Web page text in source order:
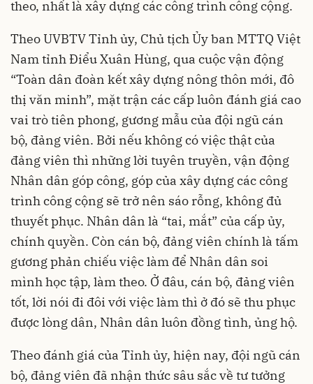
theo, nhất là xây dựng các công trình công cộng.
Theo UVBTV Tỉnh ủy, Chủ tịch Ủy ban MTTQ Việt
Nam tỉnh Điểu Xuân Hùng, qua cuộc vận động
“Toàn dân đoàn kết xây dựng nông thôn mới, đô
thị văn minh”, mặt trận các cấp luôn đánh giá cao
vai trò tiên phong, gương mẫu của đội ngũ cán
bộ, đảng viên. Bởi nếu không có việc thật của
đảng viên thì những lời tuyên truyền, vận động
Nhân dân góp công, góp của xây dựng các công
trình công cộng sẽ trở nên sáo rỗng, không đủ
thuyết phục. Nhân dân là “tai, mắt” của cấp ủy,
chính quyền. Còn cán bộ, đảng viên chính là tấm
gương phản chiếu việc làm để Nhân dân soi
mình học tập, làm theo. Ở đâu, cán bộ, đảng viên
tốt, lời nói đi đôi với việc làm thì ở đó sẽ thu phục
được lòng dân, Nhân dân luôn đồng tình, ủng hộ.
Theo đánh giá của Tỉnh ủy, hiện nay, đội ngũ cán
bộ, đảng viên đã nhận thức sâu sắc về tư tưởng